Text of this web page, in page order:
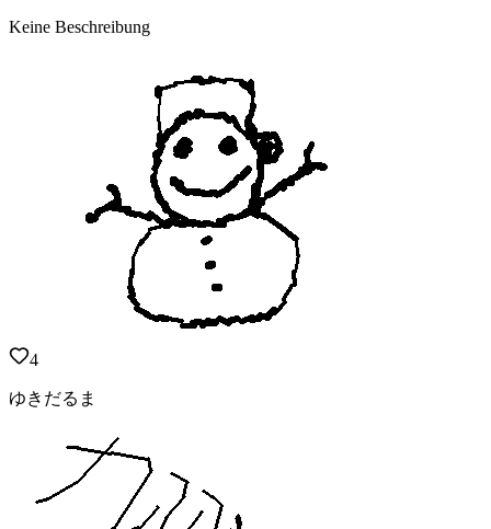
Keine Beschreibung
4
ゆきだるま